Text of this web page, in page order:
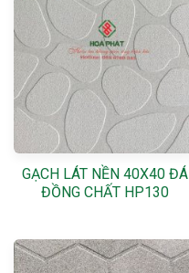
GẠCH LÁT NỀN 40X40 ĐÁ
ĐỒNG CHẤT HP130